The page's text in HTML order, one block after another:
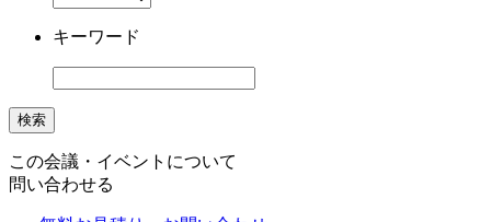
キーワード
検索
この会議・イベントについて
問い合わせる